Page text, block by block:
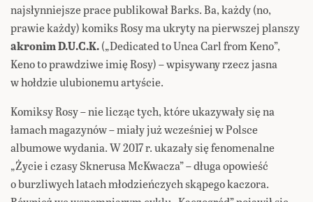
najsłynniejsze prace publikował Barks. Ba, każdy (no,
prawie każdy) komiks Rosy ma ukryty na pierwszej planszy
akronim D.U.C.K.(„Dedicated to Unca Carl from Keno”,
Keno to prawdziwe imię Rosy) – wpisywany rzecz jasna
w hołdzie ulubionemu artyście.
Komiksy Rosy – nie licząc tych, które ukazywały się na
łamach magazynów – miały już wcześniej w Polsce
albumowe wydania. W 2017 r. ukazały się fenomenalne
„Życie i czasy Sknerusa McKwacza” – długa opowieść
o burzliwych latach młodzieńczych skąpego kaczora.